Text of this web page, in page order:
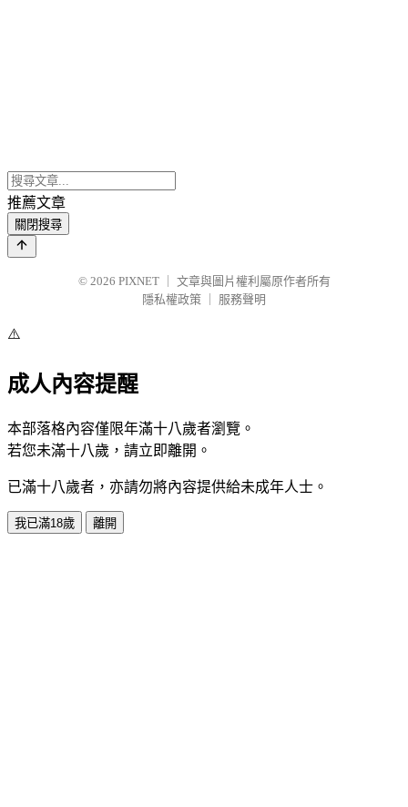
推薦文章
關閉搜尋
© 2026 PIXNET
文章與圖片權利屬原作者所有
隱私權政策
服務聲明
⚠️
成人內容提醒
本部落格內容僅限年滿十八歲者瀏覽。
若您未滿十八歲，請立即離開。
已滿十八歲者，亦請勿將內容提供給未成年人士。
我已滿18歲 離開